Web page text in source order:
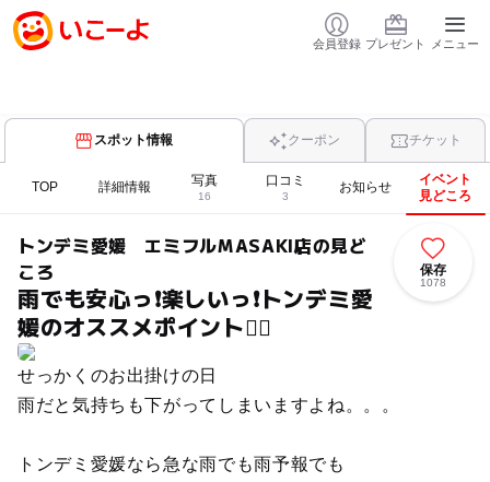
会員登録 プレゼント メニュー
スポット情報 クーポン チケット
TOP 詳細情報 写真
16
口コミ
3
お知らせ
イベント
見どころ
トンデミ愛媛 エミフルMASAKI店の見ど
ころ
雨でも安心っ❗楽しいっ❗トンデミ愛
媛のオススメポイント💁‍♀️
保存
1078
せっかくのお出掛けの日
雨だと気持ちも下がってしまいますよね。。。
トンデミ愛媛なら急な雨でも雨予報でも